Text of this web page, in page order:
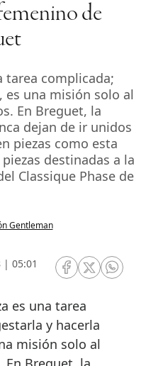
de
tarea complicada;
es una misión solo al
En Breguet, la
dejan de ir unidos
piezas como esta
destinadas a la
Classique Phase de
Gentleman
| 05:01
RRSS Facebook
RRSSRRSS
y hacerla
misión solo al